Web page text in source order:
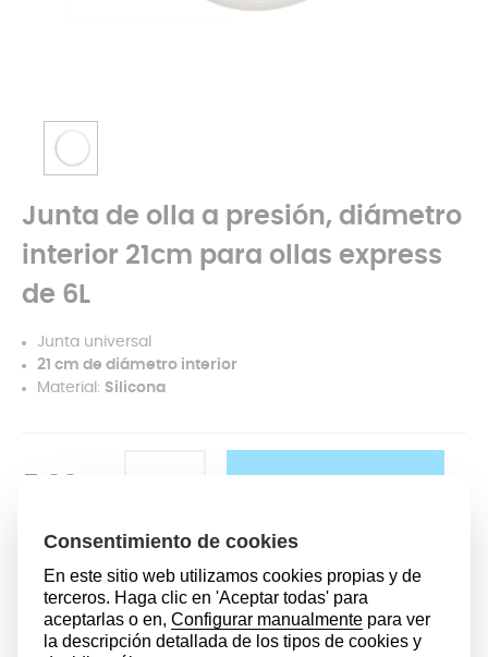
Junta de olla a presión, diámetro
interior 21cm para ollas express
de 6L
Junta universal
21 cm de diámetro interior
Material: Silicona
Modelos compatibles
OLLA EXPRESS 6L